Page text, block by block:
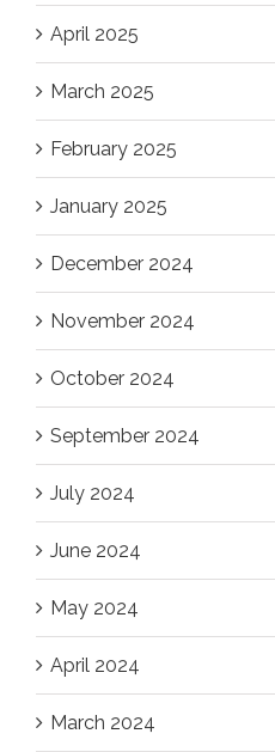
April 2025
March 2025
February 2025
January 2025
December 2024
November 2024
October 2024
September 2024
July 2024
June 2024
May 2024
April 2024
March 2024